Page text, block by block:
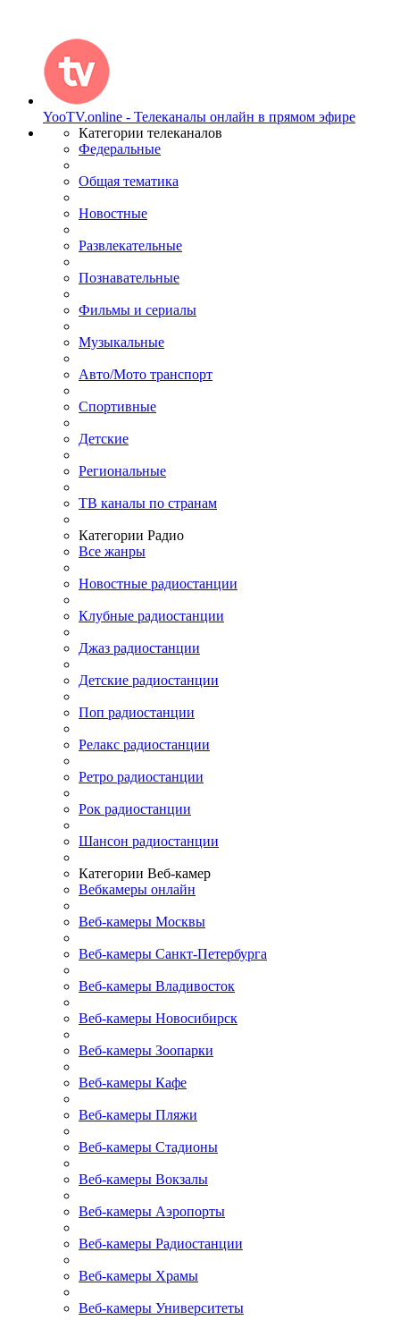
YooTV.online - Телеканалы онлайн в прямом эфире
Категории телеканалов
Федеральные
Общая тематика
Новостные
Развлекательные
Познавательные
Фильмы и сериалы
Музыкальные
Авто/Мото транспорт
Спортивные
Детские
Региональные
ТВ каналы по странам
Категории Радио
Все жанры
Новостные радиостанции
Клубные радиостанции
Джаз радиостанции
Детские радиостанции
Поп радиостанции
Релакс радиостанции
Ретро радиостанции
Рок радиостанции
Шансон радиостанции
Категории Веб-камер
Вебкамеры онлайн
Веб-камеры Москвы
Веб-камеры Санкт-Петербурга
Веб-камеры Владивосток
Веб-камеры Новосибирск
Веб-камеры Зоопарки
Веб-камеры Кафе
Веб-камеры Пляжи
Веб-камеры Стадионы
Веб-камеры Вокзалы
Веб-камеры Аэропорты
Веб-камеры Радиостанции
Веб-камеры Храмы
Веб-камеры Университеты